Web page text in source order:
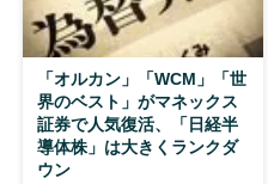
「オルカン」「WCM」「世
界のベスト」がマネックス
証券で人気復活、「日経半
導体株」は大きくランクダ
ウン